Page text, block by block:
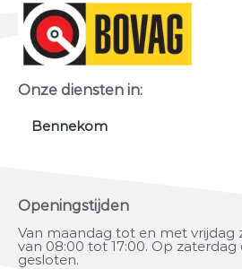
Onze diensten in:
Bennekom
Openingstijden
Van maandag tot en met vrijdag
van 08:00 tot 17:00. Op zaterdag
gesloten.